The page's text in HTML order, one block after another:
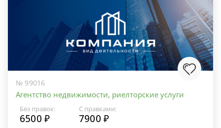
№ 99016
Агентство недвижимости, риелторские услуги
Без правок:
6500 ₽
С правками:
7900 ₽